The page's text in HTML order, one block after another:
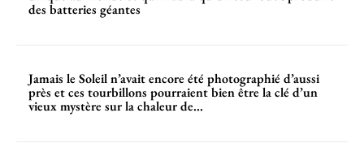
des batteries géantes
Jamais le Soleil n’avait encore été photographié d’aussi
près et ces tourbillons pourraient bien être la clé d’un
vieux mystère sur la chaleur de...